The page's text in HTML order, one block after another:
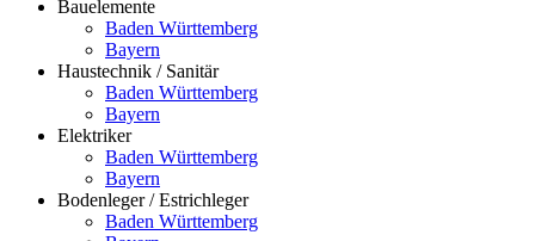
Bauelemente
Baden Württemberg
Bayern
Haustechnik / Sanitär
Baden Württemberg
Bayern
Elektriker
Baden Württemberg
Bayern
Bodenleger / Estrichleger
Baden Württemberg